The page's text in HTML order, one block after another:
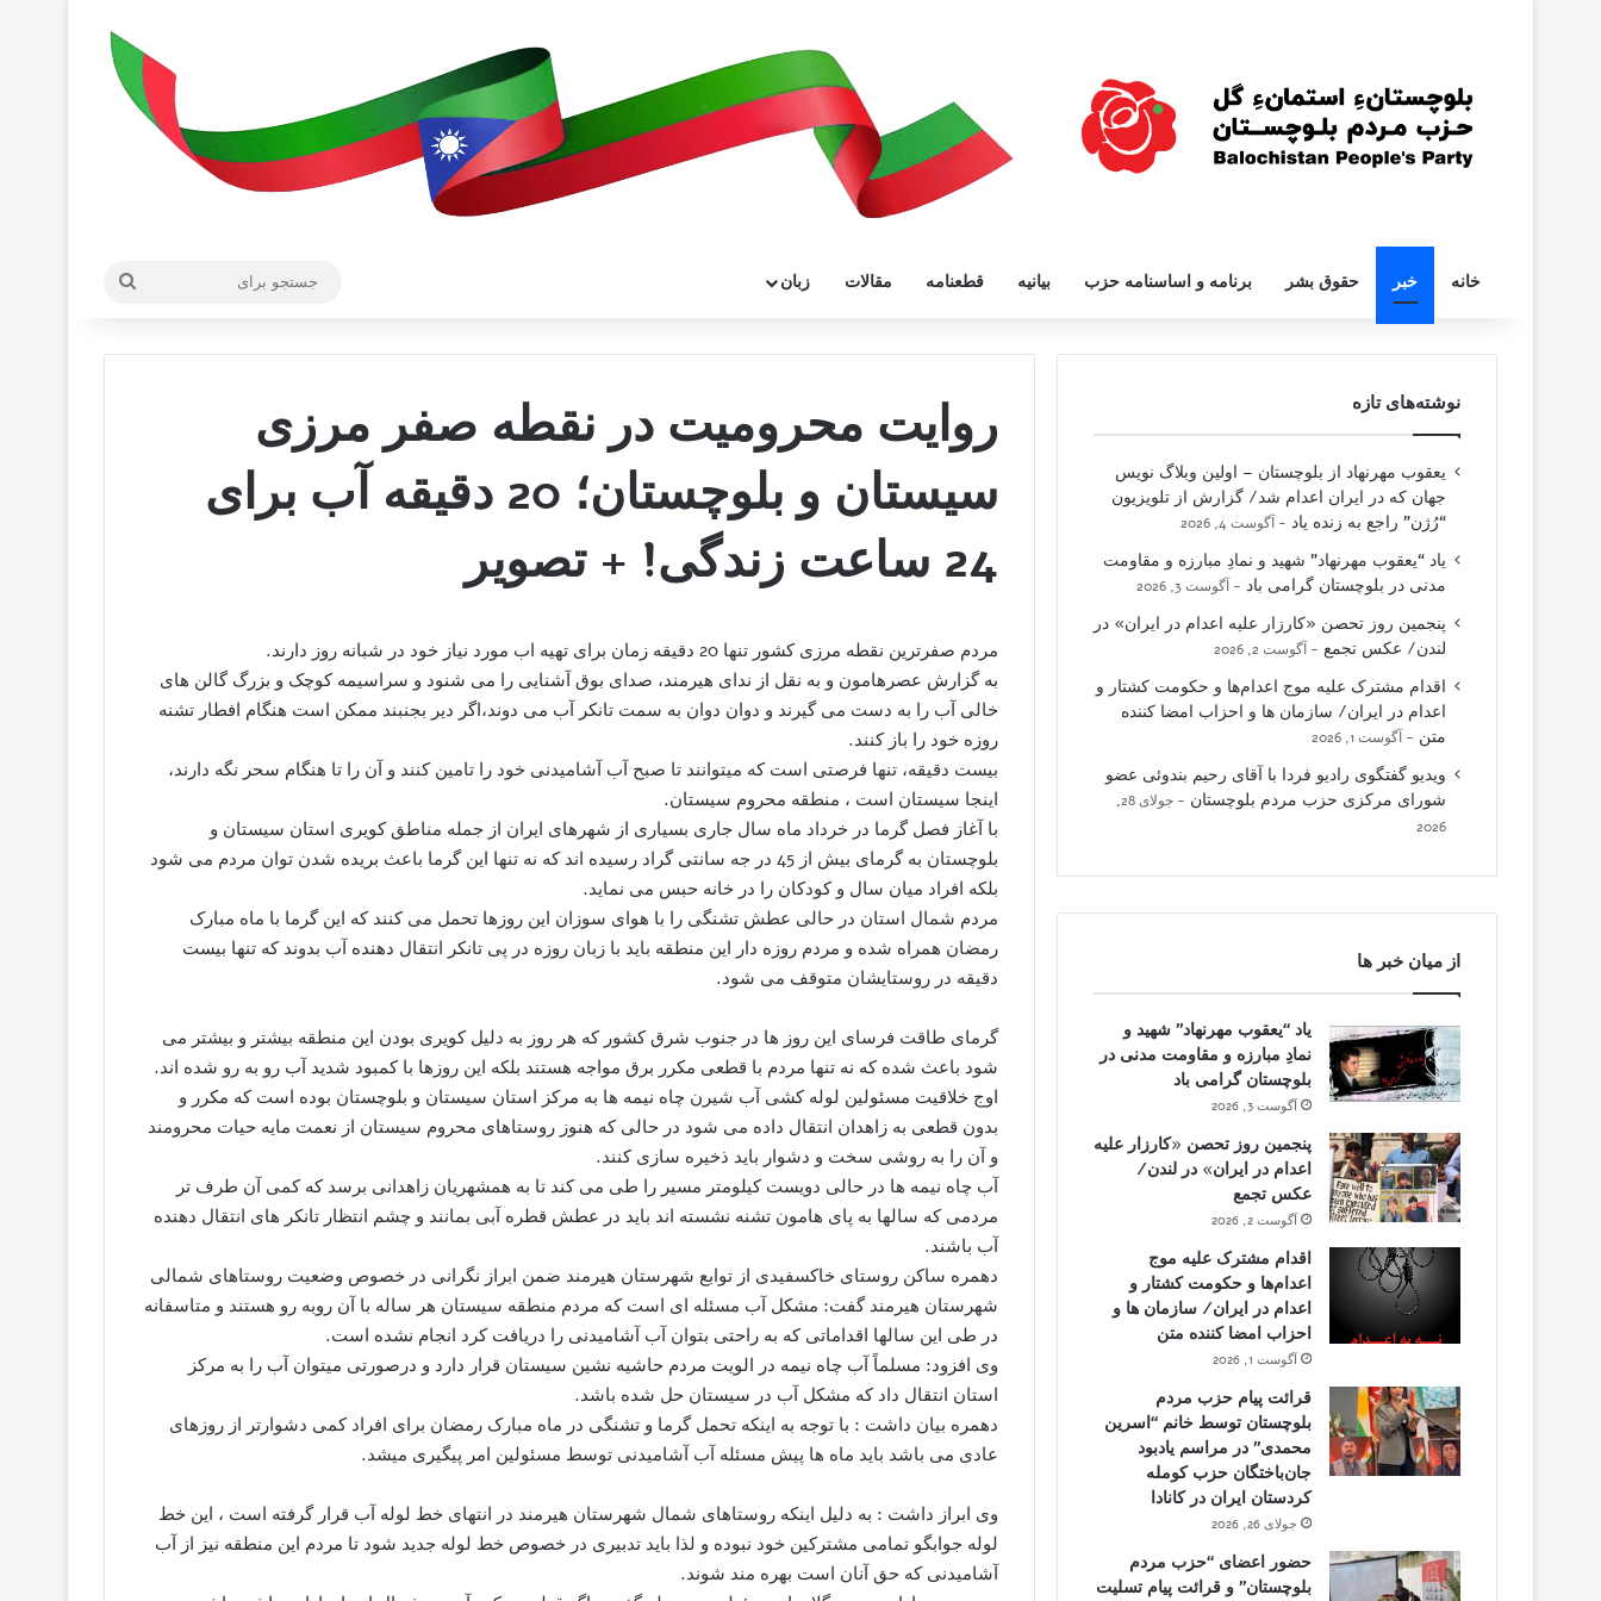
خانه خبر حقوق بشر برنامه و اساسنامه حزب بیانیه قطعنامه مقالات زبان
روایت محرومیت در نقطه صفر مرزی
سیستان و بلوچستان؛ 20 دقیقه آب برای
24 ساعت زندگی! + تصویر
مردم صفرترین نقطه مرزی کشور تنها 20 دقیقه زمان برای تهیه اب مورد نیاز خود در شبانه روز دارند.
به گزارش عصرهامون و به نقل از ندای هیرمند، صدای بوق آشنایی را می شنود و سراسیمه کوچک و بزرگ گالن های
خالی آب را به دست می گیرند و دوان دوان به سمت تانکر آب می دوند،اگر دیر بجنبند ممکن است هنگام افطار تشنه
روزه خود را باز کنند.
بیست دقیقه، تنها فرصتی است که میتوانند تا صبح آب آشامیدنی خود را تامین کنند و آن را تا هنگام سحر نگه دارند،
اینجا سیستان است ، منطقه محروم سیستان.
با آغاز فصل گرما در خرداد ماه سال جاری بسیاری از شهرهای ایران از جمله مناطق کویری استان سیستان و
بلوچستان به گرمای بیش از 45 در جه سانتی گراد رسیده اند که نه تنها این گرما باعث بریده شدن توان مردم می شود
بلکه افراد میان سال و کودکان را در خانه حبس می نماید.
مردم شمال استان در حالی عطش تشنگی را با هوای سوزان این روزها تحمل می کنند که این گرما با ماه مبارک
رمضان همراه شده و مردم روزه دار این منطقه باید با زبان روزه در پی تانکر انتقال دهنده آب بدوند که تنها بیست
دقیقه در روستایشان متوقف می شود.
گرمای طاقت فرسای این روز ها در جنوب شرق کشور که هر روز به دلیل کویری بودن این منطقه بیشتر و بیشتر می
شود باعث شده که نه تنها مردم با قطعی مکرر برق مواجه هستند بلکه این روزها با کمبود شدید آب رو به رو شده اند.
اوج خلاقیت مسئولین لوله کشی آب شیرن چاه نیمه ها به مرکز استان سیستان و بلوچستان بوده است که مکرر و
بدون قطعی به زاهدان انتقال داده می شود در حالی که هنوز روستاهای محروم سیستان از نعمت مایه حیات محرومند
و آن را به روشی سخت و دشوار باید ذخیره سازی کنند.
آب چاه نیمه ها در حالی دویست کیلومتر مسیر را طی می کند تا به همشهریان زاهدانی برسد که کمی آن طرف تر
مردمی که سالها به پای هامون تشنه نشسته اند باید در عطش قطره آبی بمانند و چشم انتظار تانکر های انتقال دهنده
آب باشند.
دهمره ساکن روستای خاکسفیدی از توابع شهرستان هیرمند ضمن ابراز نگرانی در خصوص وضعیت روستاهای شمالی
شهرستان هیرمند گفت: مشکل آب مسئله ای است که مردم منطقه سیستان هر ساله با آن روبه رو هستند و متاسفانه
در طی این سالها اقداماتی که به راحتی بتوان آب آشامیدنی را دریافت کرد انجام نشده است.
وی افزود: مسلماً آب چاه نیمه در الویت مردم حاشیه نشین سیستان قرار دارد و درصورتی میتوان آب را به مرکز
استان انتقال داد که مشکل آب در سیستان حل شده باشد.
دهمره بیان داشت : با توجه به اینکه تحمل گرما و تشنگی در ماه مبارک رمضان برای افراد کمی دشوارتر از روزهای
عادی می باشد باید ماه ها پیش مسئله آب آشامیدنی توسط مسئولین امر پیگیری میشد.
وی ابراز داشت : به دلیل اینکه روستاهای شمال شهرستان هیرمند در انتهای خط لوله آب قرار گرفته است ، این خط
لوله جوابگو تمامی مشترکین خود نبوده و لذا باید تدبیری در خصوص خط لوله جدید شود تا مردم این منطقه نیز از آب
آشامیدنی که حق آنان است بهره مند شوند.
نوشته‌های تازه
یعقوب مهرنهاد از بلوچستان – اولین وبلاگ نویس
جهان که در ایران اعدام شد/ گزارش از تلویزیون
“رُژن” راجع به زنده یاد
آگوست 4, 2026
یاد “یعقوب مهرنهاد” شهید و نمادِ مبارزه و مقاومت
مدنی در بلوچستان گرامی باد
آگوست 3, 2026
پنجمین روز تحصن «کارزار علیه اعدام در ایران» در
لندن/ عکس تجمع
آگوست 2, 2026
اقدام مشترک علیه موج اعدام‌ها و حکومت کشتار و
اعدام در ایران/ سازمان ها و احزاب امضا کننده
متن
آگوست 1, 2026
ویدیو گفتگوی رادیو فردا با آقای رحیم بندوئی عضو
شورای مرکزی حزب مردم بلوچستان
جولای 28,
2026
از میان خبر ها
یاد “یعقوب مهرنهاد” شهید و
نمادِ مبارزه و مقاومت مدنی در
بلوچستان گرامی باد
آگوست 3, 2026
پنجمین روز تحصن «کارزار علیه
اعدام در ایران» در لندن/
عکس تجمع
آگوست 2, 2026
اقدام مشترک علیه موج
اعدام‌ها و حکومت کشتار و
اعدام در ایران/ سازمان ها و
احزاب امضا کننده متن
آگوست 1, 2026
قرائت پیام حزب مردم
بلوچستان توسط خانم “اسرین
محمدی” در مراسم یادبود
جان‌باختگان حزب کومله
کردستان ایران در کانادا
جولای 26, 2026
حضور اعضای “حزب مردم
بلوچستان” و قرائت پیام تسلیت